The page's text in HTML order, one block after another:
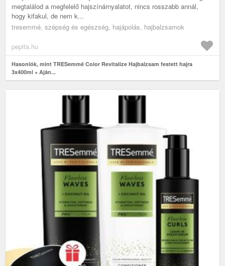
megtalálod a megfelelő hajszínárnyalatot, nincs rosszabb annál,
hogy kifakul, de nem k...
tresemmé, szépség és egészség, hajápolás, hajbalzsamok
pepita.hu
Hasonlók, mint TRESemmé Color Revitalize Hajbalzsam festett hajra
3x400ml + Aján...